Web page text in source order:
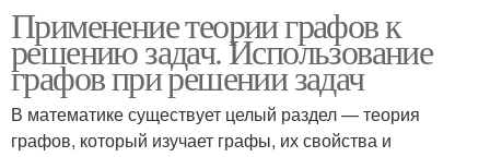
Применение теории графов к
решению задач. Использование
графов при решении задач
В математике существует целый раздел — теория
графов, который изучает графы, их свойства и